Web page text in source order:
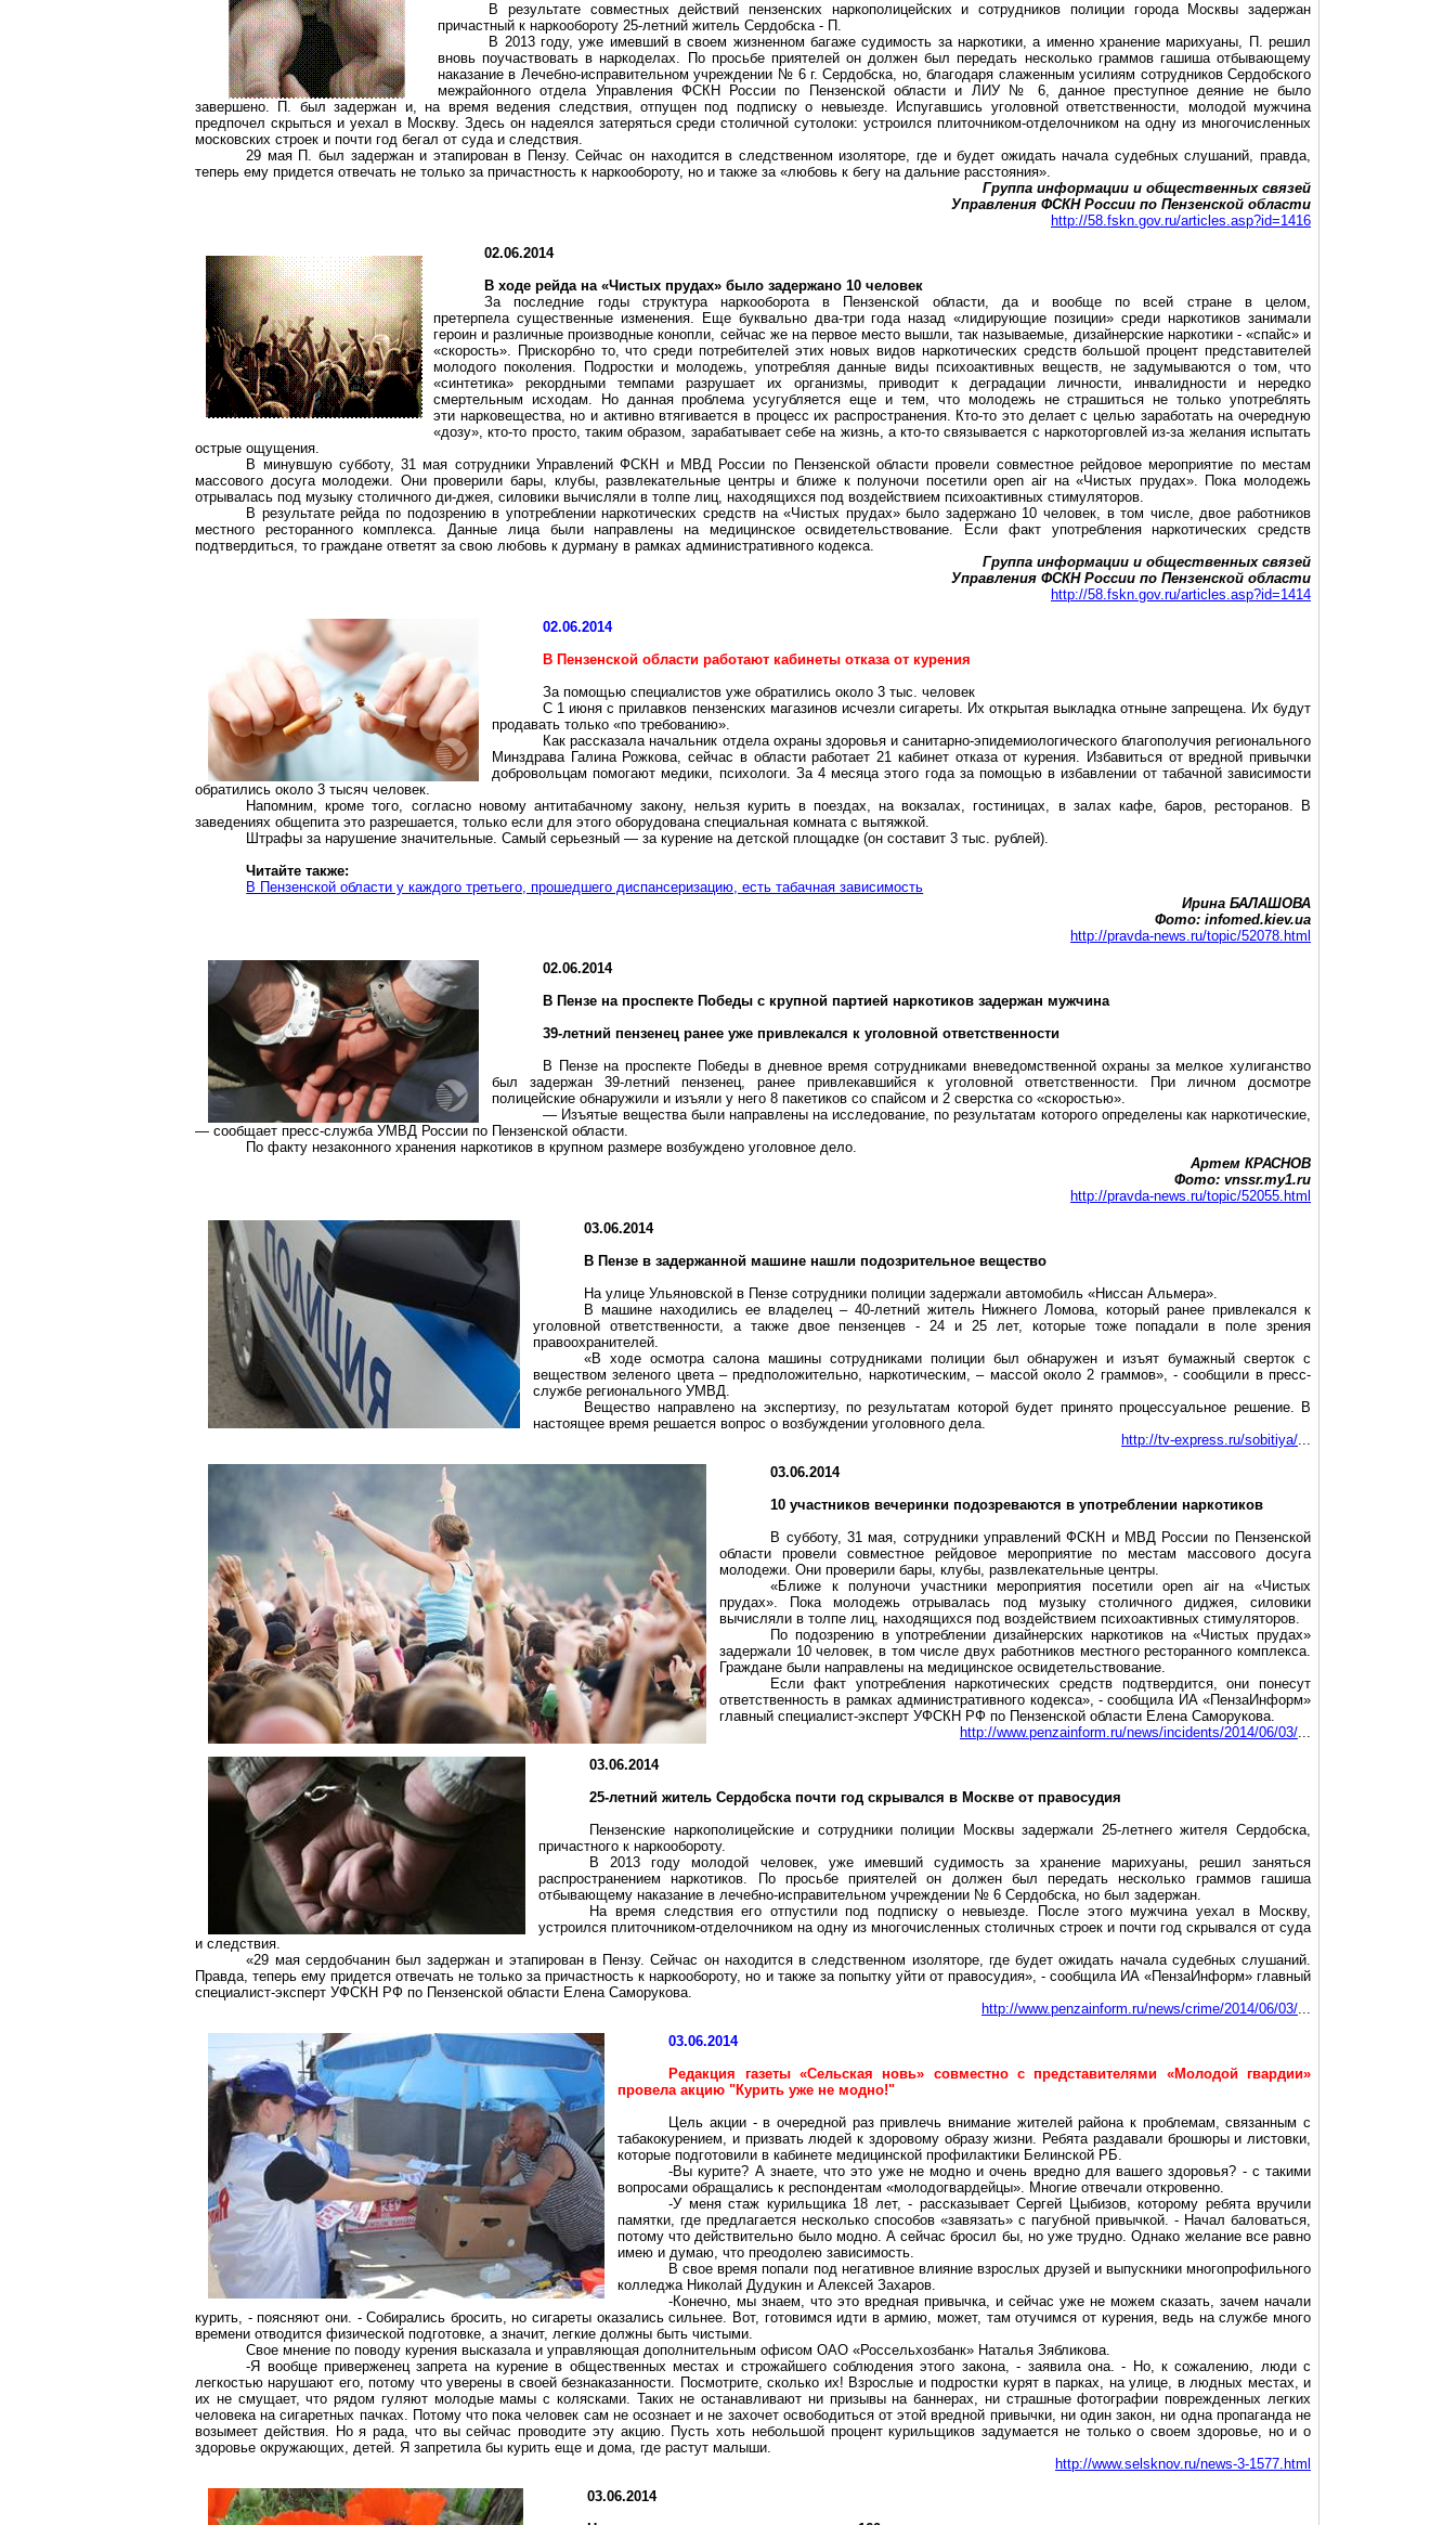
В результате совместных действий пензенских наркополицейскихи сотрудников полиции города Москвы задержан
причастный к наркообороту 25-летний житель Сердобска - П.
В 2013 году, уже имевший в своем жизненном багаже судимость за наркотики, а именно хранение марихуаны, П. решил
вновь поучаствовать внаркоделах. По просьбе приятелей он должен был передать несколько граммов гашиша отбывающему
наказание в Лечебно-исправительном учреждении № 6 г. Сердобска, но, благодаря слаженным усилиям сотрудников Сердобского
межрайонного отдела Управления ФСКН России по Пензенской области и ЛИУ № 6, данное преступное деяние не было
завершено. П. был задержан и, на время ведения следствия, отпущен под подписку о невыезде. Испугавшись уголовной ответственности, молодой мужчина
предпочел скрыться и уехал в Москву. Здесь он надеялся затеряться среди столичной сутолоки: устроился плиточником-отделочником на одну из многочисленных
московских строек и почти год бегал от суда и следствия.
29 мая П. был задержан и этапированв Пензу. Сейчас он находится в следственном изоляторе, где и будет ожидать начала судебных слушаний, правда,
теперь ему придется отвечать не только за причастность к наркообороту, но и также за «любовь к бегу на дальние расстояния».
Группа информации и общественных связей
Управления ФСКН России по Пензенской области
http://58.fskn.gov.ru/articles.asp?id=1416
02.06.2014
В ходе рейда на «Чистых прудах» было задержано 10 человек
За последние годы структура наркооборотав Пензенской области, да и вообще по всей стране в целом,
претерпела существенные изменения. Еще буквально два-три года назад «лидирующие позиции» среди наркотиков занимали
героин и различные производные конопли, сейчас же на первое место вышли, так называемые, дизайнерские наркотики - «спайс» и
«скорость». Прискорбно то, что среди потребителей этих новых видов наркотических средств большой процент представителей
молодого поколения. Подростки и молодежь, употребляя данные виды психоактивных веществ, не задумываются о том, что
«синтетика» рекордными темпами разрушает их организмы, приводит к деградации личности, инвалидности и нередко
смертельным исходам. Но данная проблема усугубляется еще и тем, что молодежь не страшиться не только употреблять
эти нарковещества, но и активно втягивается в процесс их распространения. Кто-то это делает с целью заработать на очередную
«дозу», кто-то просто, таким образом, зарабатывает себе на жизнь, а кто-то связывается с наркоторговлей из-за желания испытать
острые ощущения.
В минувшую субботу, 31 мая сотрудники Управлений ФСКН и МВД России по Пензенской области провели совместное рейдовое мероприятие по местам
массового досуга молодежи. Они проверили бары, клубы, развлекательные центры и ближе к полуночи посетилиopen airна «Чистых прудах». Пока молодежь
отрывалась под музыку столичного ди-джея, силовики вычисляли в толпе лиц, находящихся под воздействием психоактивных стимуляторов.
В результате рейда по подозрению в употреблении наркотических средств на «Чистых прудах» было задержано 10 человек, в том числе, двое работников
местного ресторанного комплекса. Данные лица были направлены на медицинское освидетельствование. Если факт употребления наркотических средств
подтвердиться, то граждане ответят за свою любовь к дурману в рамках административного кодекса.
Группа информации и общественных связей
Управления ФСКН России по Пензенской области
http://58.fskn.gov.ru/articles.asp?id=1414
02.06.2014
В Пензенской области работают кабинеты отказа от курения
За помощью специалистов уже обратились около 3 тыс. человек
С 1 июня с прилавков пензенских магазинов исчезли сигареты. Их открытая выкладка отныне запрещена. Их будут
продавать только «по требованию».
Как рассказала начальник отдела охраны здоровья и санитарно-эпидемиологического благополучия регионального
Минздрава Галина Рожкова, сейчас в области работает 21 кабинет отказа от курения. Избавиться от вредной привычки
добровольцам помогают медики, психологи. За 4 месяца этого года за помощью в избавлении от табачной зависимости
обратились около 3 тысяч человек.
Напомним, кроме того, согласно новому антитабачному закону, нельзя курить в поездах, на вокзалах, гостиницах, в залах кафе, баров, ресторанов. В
заведениях общепита это разрешается, только если для этого оборудована специальная комната с вытяжкой.
Штрафы за нарушение значительные. Самый серьезный — за курение на детской площадке (он составит 3 тыс. рублей).
Читайте также:
В Пензенской области у каждого третьего, прошедшего диспансеризацию, есть табачная зависимость
Ирина БАЛАШОВА
Фото: infomed.kiev.ua
http://pravda-news.ru/topic/52078.html
02.06.2014
В Пензе на проспекте Победы с крупной партией наркотиков задержан мужчина
39-летний пензенец ранее уже привлекался к уголовной ответственности
В Пензе на проспекте Победы в дневное время сотрудниками вневедомственной охраны за мелкое хулиганство
был задержан 39-летний пензенец, ранее привлекавшийся к уголовной ответственности. При личном досмотре
полицейские обнаружили и изъяли у него 8 пакетиков со спайсом и 2 сверстка со «скоростью».
— Изъятые вещества были направлены на исследование, по результатам которого определены как наркотические,
— сообщает пресс-служба УМВД России по Пензенской области.
По факту незаконного хранения наркотиков в крупном размере возбуждено уголовное дело.
Артем КРАСНОВ
Фото: vnssr.my1.ru
http://pravda-news.ru/topic/52055.html
03.06.2014
В Пензе в задержанной машине нашли подозрительное вещество
На улице Ульяновской в Пензе сотрудники полиции задержали автомобиль «Ниссан Альмера».
В машине находились ее владелец – 40-летний житель Нижнего Ломова, который ранее привлекался к
уголовной ответственности, а также двое пензенцев - 24 и 25 лет, которые тоже попадали в поле зрения
правоохранителей.
«В ходе осмотра салона машины сотрудниками полиции был обнаружен и изъят бумажный сверток с
веществом зеленого цвета – предположительно, наркотическим, – массой около 2 граммов», - сообщили в пресс-
службе регионального УМВД.
Вещество направлено на экспертизу, по результатам которой будет принято процессуальное решение. В
настоящее время решается вопрос о возбуждении уголовного дела.
http://tv-express.ru/sobitiya/...
03.06.2014
10 участников вечеринки подозреваются в употреблении наркотиков
В субботу, 31 мая, сотрудники управлений ФСКН и МВД России по Пензенской
области провели совместное рейдовое мероприятие по местам массового досуга
молодежи. Они проверили бары, клубы, развлекательные центры.
«Ближе к полуночи участники мероприятия посетилиopen airна «Чистых
прудах». Пока молодежь отрывалась под музыку столичного диджея, силовики
вычисляли в толпе лиц, находящихся под воздействием психоактивных стимуляторов.
По подозрению в употреблении дизайнерских наркотиков на «Чистых прудах»
задержали 10 человек, в том числе двух работников местного ресторанного комплекса.
Граждане были направлены на медицинское освидетельствование.
Если факт употребления наркотических средств подтвердится, они понесут
ответственность в рамках административного кодекса», - сообщила ИА «ПензаИнформ»
главный специалист-эксперт УФСКН РФ по Пензенской области Елена Саморукова.
http://www.penzainform.ru/news/incidents/2014/06/03/...
03.06.2014
25-летний житель Сердобска почти год скрывался в Москве от правосудия
Пензенские наркополицейскиеи сотрудники полиции Москвы задержали 25-летнего жителя Сердобска,
причастного к наркообороту.
В 2013 году молодой человек, уже имевший судимость за хранение марихуаны, решил заняться
распространением наркотиков. По просьбе приятелей он должен был передать несколько граммов гашиша
отбывающему наказание в лечебно-исправительном учреждении № 6 Сердобска, но был задержан.
На время следствия его отпустили под подписку о невыезде. После этого мужчина уехал в Москву,
устроился плиточником-отделочником на одну из многочисленных столичных строек и почти год скрывался от суда
и следствия.
«29 мая сердобчанинбыл задержан и этапированв Пензу. Сейчас он находится в следственном изоляторе, где будет ожидать начала судебных слушаний.
Правда, теперь ему придется отвечать не только за причастность кнаркообороту, но и также за попытку уйти от правосудия», - сообщила ИА «ПензаИнформ» главный
специалист-эксперт УФСКН РФ по Пензенской области Елена Саморукова.
http://www.penzainform.ru/news/crime/2014/06/03/...
03.06.2014
Редакция газеты «Сельская новь» совместно с представителями «Молодой гвардии»
провела акцию "Курить уже не модно!"
Цель акции - в очередной раз привлечь внимание жителей района к проблемам, связанным с
табакокурением, и призвать людей к здоровому образу жизни. Ребята раздавали брошюры и листовки,
которые подготовили в кабинете медицинской профилактики Белинской РБ.
-Вы курите? А знаете, что это уже не модно и очень вредно для вашего здоровья? - с такими
вопросами обращались к респондентам «молодогвардейцы». Многие отвечали откровенно.
-У меня стаж курильщика 18 лет, - рассказывает Сергей Цыбизов, которому ребята вручили
памятки, где предлагается несколько способов «завязать» с пагубной привычкой. - Начал баловаться,
потому что действительно было модно. А сейчас бросил бы, но уже трудно. Однако желание все равно
имею и думаю, что преодолею зависимость.
В свое время попали под негативное влияние взрослых друзей и выпускники многопрофильного
колледжа Николай Дудукин и Алексей Захаров.
-Конечно, мы знаем, что это вредная привычка, и сейчас уже не можем сказать, зачем начали
курить, - поясняют они. - Собирались бросить, но сигареты оказались сильнее. Вот, готовимся идти в армию, может, там отучимся от курения, ведь на службе много
времени отводится физической подготовке, а значит, легкие должны быть чистыми.
Свое мнение по поводу курения высказала и управляющая дополнительным офисом ОАО «Россельхозбанк» НатальяЗябликова.
-Я вообще приверженец запрета на курение в общественных местах и строжайшего соблюдения этого закона, - заявила она. - Но, к сожалению, люди с
легкостью нарушают его, потому что уверены в своей безнаказанности. Посмотрите, сколько их! Взрослые и подростки курят в парках, на улице, в людных местах, и
их не смущает, что рядом гуляют молодые мамы с колясками. Таких не останавливают ни призывы на баннерах, ни страшные фотографии поврежденных легких
человека на сигаретных пачках. Потому что пока человек сам не осознает и не захочет освободиться от этой вредной привычки, ни один закон, ни одна пропаганда не
возымеет действия. Но я рада, что вы сейчас проводите эту акцию. Пусть хоть небольшой процент курильщиков задумается не только о своем здоровье, но и о
здоровье окружающих, детей. Я запретила бы курить еще и дома, где растут малыши.
http://www.selsknov.ru/news-3-1577.html
03.06.2014